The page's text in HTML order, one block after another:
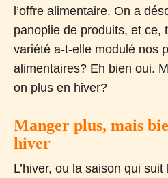
l’offre alimentaire. On a
panoplie de produits, et ce,
variété a-t-elle modulé nos
alimentaires? Eh bien oui.
on plus en hiver?
Manger plus, mais
hiver
L’hiver, ou la saison qui